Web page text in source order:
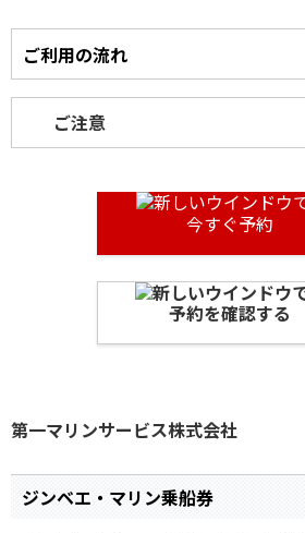
ご利用の流れ
ご注意
今すぐ予約
予約を確認する
第一マリンサービス株式会社
ジンベエ・マリン乗船券